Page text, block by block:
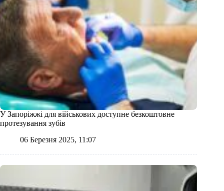
У Запоріжжі для військових доступне безкоштовне
протезування зубів
06 Березня 2025, 11:07